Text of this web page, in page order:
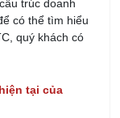
trúc doanh
có thể tìm hiểu
quý khách có
tại của